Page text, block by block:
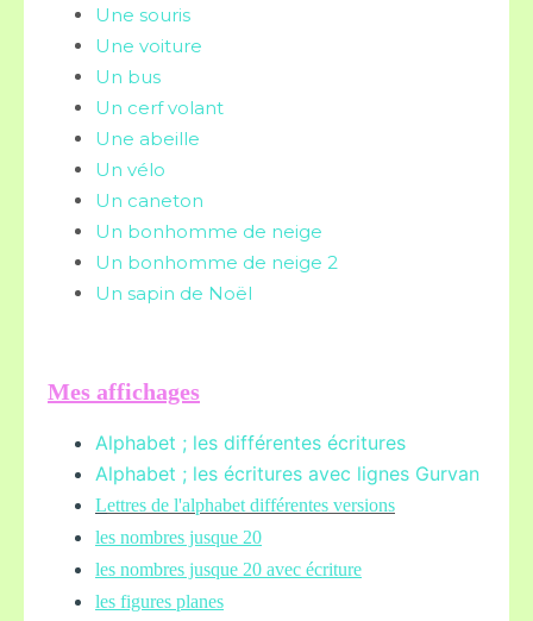
Une souris
Une voiture
Un bus
Un cerf volant
Une abeille
Un vélo
Un caneton
Un bonhomme de neige
Un bonhomme de neige 2
Un sapin de Noël
Mes affichages
Alphabet ; les différentes écritures
Alphabet ; les écritures avec lignes Gurvan
Lettres de l'alphabet différentes versions
les nombres jusque 20
les nombres jusque 20 avec écriture
les figures planes